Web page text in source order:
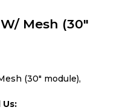
Mesh (30"
(30" module),